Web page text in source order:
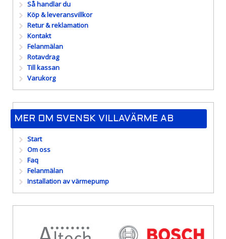
Så handlar du
Köp & leveransvillkor
Retur & reklamation
Kontakt
Felanmälan
Rotavdrag
Till kassan
Varukorg
MER OM SVENSK VILLAVÄRME AB
Start
Om oss
Faq
Felanmälan
Installation av värmepump